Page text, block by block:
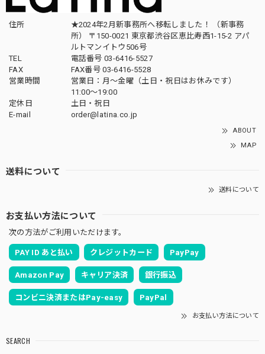
住所
★2024年2月新事務所へ移転しました！ （新事務
所） 〒150-0021 東京都渋谷区恵比寿西1-15-2 アパ
ルトマンイトウ506号
TEL
電話番号 03-6416-5527
FAX
FAX番号 03-6416-5528
営業時間
営業日：月〜金曜（土日・祝日はお休みです）
11:00〜19:00
定休日
土日・祝日
E-mail
order@latina.co.jp
ABOUT
MAP
送料について
送料について
お支払い方法について
次の方法がご利用いただけます。
PAY ID あと払い クレジットカード PayPay
Amazon Pay キャリア決済 銀行振込
コンビニ決済またはPay-easy PayPal
お支払い方法について
SEARCH